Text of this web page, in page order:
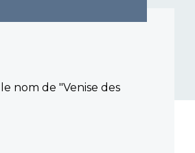
nom de "Venise des